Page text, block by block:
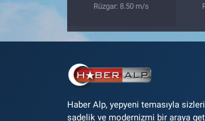
Rüzgar: 8.50 m/s
Haber Alp, yepyeni temasıyla
sadelik ve modernizmi bir araya